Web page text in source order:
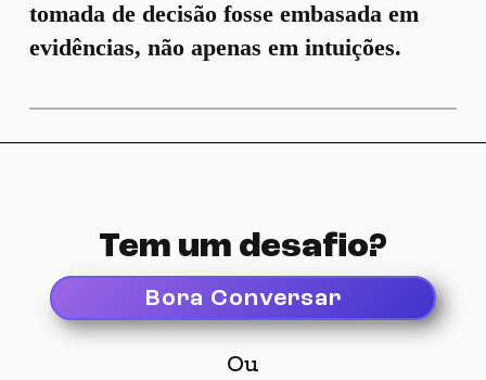
tomada de decisão fosse embasada em
evidências, não apenas em intuições.
Tem um desafio?
Bora Conversar
Escolha a forma que preferir:
Ou
Copyright © 2026 Primata Criativo.
All rights reserved.